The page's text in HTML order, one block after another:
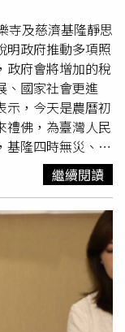
下不敢生。他分
等問題，讓許多年
養育以及教育子女
，生育往往被視為
，當部分民眾到
臨卵子數量與品質
致自然受孕機率降
協助，但相關療程
加生育成本，也讓
如果政府無法從根
8.5萬人左右。出
縮減，也代表年
提醒，少子化帶來
題也將更加嚴重，
都可能面臨長期挑
環境，台灣人口
寺及慈濟基隆靜思
明政府推動多項照
政府會將增加的稅
、國家社會更進
示，今天是農曆初
禮佛，為臺灣人民
基隆四時無災、八
，佛光山星雲大師
、慈善及社會服務
神，不僅熱心公
不分年齡、男女
要場所，將佛教精
到，過去擔任臺南
福，並曾在一次全
大師特別以「四
、給人方便」勉
繼續閱讀